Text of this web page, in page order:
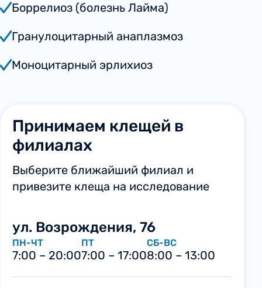
Боррелиоз (болезнь Лайма)
Гранулоцитарный анаплазмоз
Моноцитарный эрлихиоз
Принимаем клещей в
филиалах
Выберите ближайший филиал и
привезите клеща на исследование
ул. Возрождения, 76
ПН-ЧТ
7:00 – 20:00
ПТ
7:00 – 17:00
СБ-ВС
8:00 – 13:00